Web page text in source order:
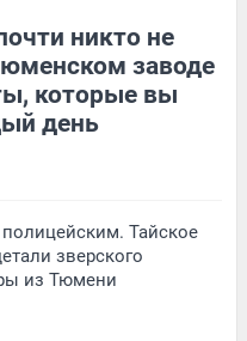
никто не
заводе
которые вы
день
Тайское
зверского
из Тюмени